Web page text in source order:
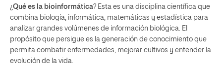
¿Qué es la bioinformática? Esta es una disciplina científica que
combina biología, informática, matemáticas y estadística para
analizar grandes volúmenes de información biológica. El
propósito que persigue es la generación de conocimiento que
permita combatir enfermedades, mejorar cultivos y entender la
evolución de la vida.